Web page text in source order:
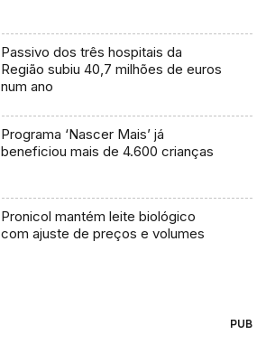
Passivo dos três hospitais da
Região subiu 40,7 milhões de euros
num ano
Programa ‘Nascer Mais’ já
beneficiou mais de 4.600 crianças
Pronicol mantém leite biológico
com ajuste de preços e volumes
PUB